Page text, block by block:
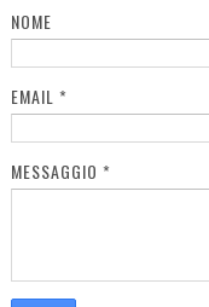
NOME
EMAIL *
MESSAGGIO *